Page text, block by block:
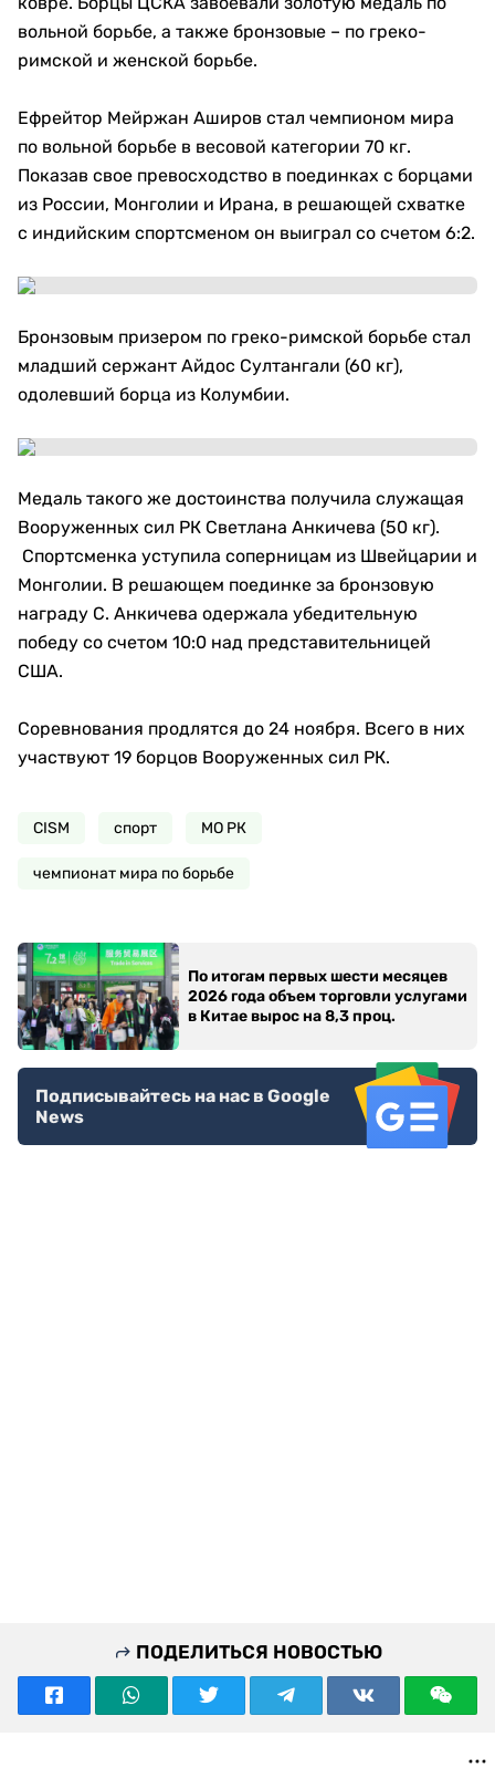
вольной борьбе, а также бронзовые – по греко-
римской и женской борьбе.
Ефрейтор Мейржан Аширов стал чемпионом мира
по вольной борьбе в весовой категории 70 кг.
Показав свое превосходство в поединках с борцами
из России, Монголии и Ирана, в решающей схватке
с индийским спортсменом он выиграл со счетом 6:2.
Бронзовым призером по греко-римской борьбе стал
младший сержант Айдос Султангали (60 кг),
одолевший борца из Колумбии.
Медаль такого же достоинства получила служащая
Вооруженных сил РК Светлана Анкичева (50 кг).
Спортсменка уступила соперницам из Швейцарии и
Монголии. В решающем поединке за бронзовую
награду С. Анкичева одержала убедительную
победу со счетом 10:0 над представительницей
США.
Соревнования продлятся до 24 ноября. Всего в них
участвуют 19 борцов Вооруженных сил РК.
CISM спорт МО РК
чемпионат мира по борьбе
По итогам первых шести месяцев
2026 года объем торговли услугами
в Китае вырос на 8,3 проц.
Подписывайтесь на нас в Google
News
ПОДЕЛИТЬСЯ НОВОСТЬЮ